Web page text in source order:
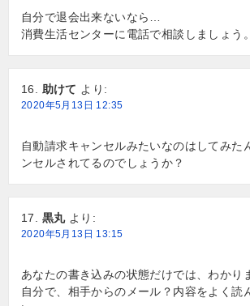
自分で退会出来ないなら…
消費生活センターに電話で相談しましょう。
助けて より:
2020年5月13日 12:35
自動請求キャンセルみたいなのはしてみた
ンセルされてるのでしょうか？
黒丸 より:
2020年5月13日 13:15
あなたの書き込みの状態だけでは、わかり
自分で、相手からのメール？内容をよく読